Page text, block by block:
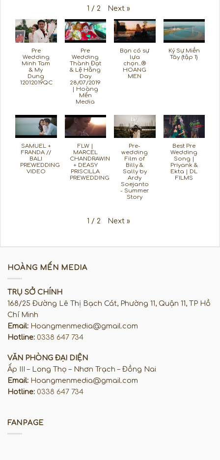
1 / 2 Next »
Pre
Wedding
Minh Tam
& My
Dung
12012019QC
Pre
Wedding
Thành Đạt
& Lệ Hằng
Day
28/07/2019
| Hoàng
Mến
Media
Bạn có sự
lựa
chọn...®
HOANG
MEN
Ký Sự Miền
Tây (tập 1)
SAMUEL +
FRANDA //
BALI
PREWEDDING
VIDEO
FLW |
MARCEL
CHANDRAWINATA
+ DEASY
PRISCILLA
PREWEDDING
Pre-
wedding
Film of
Billy &
Sally by
Ardy
Soejanto
- Summer
Story
Best Pre
Wedding
Song |
Priyank &
Ekta | DL
FILMS
1 / 2 Next »
HOÀNG MẾN MEDIA
TRỤ SỞ CHÍNH
168/25 Đường Lê Thị Bạch Cát, Phường 11, Quận 11, TP Hồ
Chí Minh
Email: Hoangmenmedia@gmail.com
Hotline: 0338 647 734
VĂN PHÒNG ĐẠI DIỆN
Ấp III – Long Thọ – Nhơn Trạch – Đồng Nai
Email: Hoangmenmedia@gmail.com
Hotline: 0338 647 734
FANPAGE